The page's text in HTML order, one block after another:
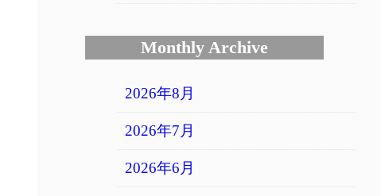
Monthly Archive
2026年8月
2026年7月
2026年6月